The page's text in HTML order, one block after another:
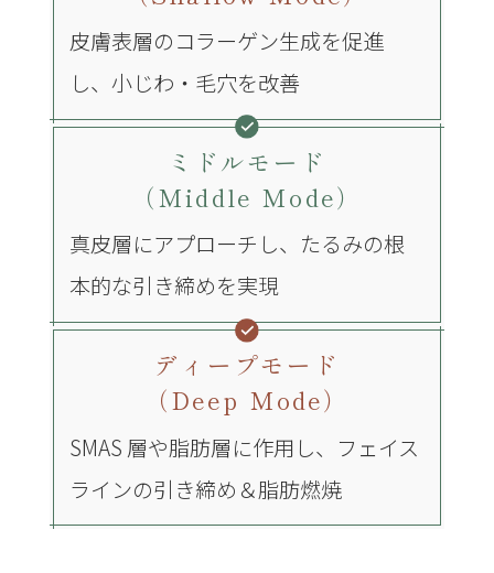
皮膚表層のコラーゲン生成を促進
し、小じわ・毛穴を改善
ミドルモード
（Middle Mode）
真皮層にアプローチし、たるみの根
本的な引き締めを実現
ディープモード
（Deep Mode）
SMAS 層や脂肪層に作用し、フェイス
ラインの引き締め＆脂肪燃焼